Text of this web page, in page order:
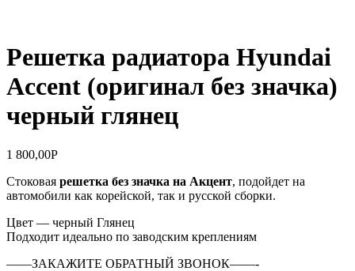
Решетка радиатора Hyundai
Accent (оригинал без значка)
черный глянец
1 800,00Р
Стоковая решетка без значка на Акцент, подойдет на
автомобили как корейской, так и русской сборки.
Цвет — черный Глянец
Подходит идеально по заводским креплениям
——ЗАКАЖИТЕ ОБРАТНЫЙ ЗВОНОК——-